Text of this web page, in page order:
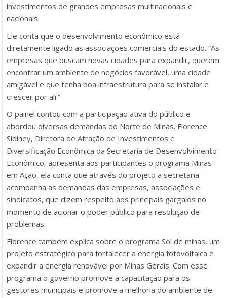
investimentos de grandes empresas multinacionais e
nacionais.
Ele conta que o desenvolvimento econômico está
diretamente ligado as associações comerciais do estado. “As
empresas que buscam novas cidades para expandir, querem
encontrar um ambiente de negócios favorável, uma cidade
amigável e que tenha boa infraestrutura para se instalar e
crescer por ali.”
O painel contou com a participação ativa do público e
abordou diversas demandas do Norte de Minas. Florence
Sidiney, Diretora de Atração de Investimentos e
Diversificação Econômica da Secretaria de Desenvolvimento
Econômico, apresenta aos participantes o programa Minas
em Ação, ela conta que através do projeto a secretaria
acompanha as demandas das empresas, associações e
sindicatos, que dizem respeito aos principais gargalos no
momento de acionar o poder público para resolução de
problemas.
Florence também explica sobre o programa Sol de minas, um
projeto estratégico para fortalecer a energia fotovoltaica e
expandir a energia renovável por Minas Gerais. Com esse
programa o governo promove a capacitação para os
gestores municipais e promove a melhoria do ambiente de